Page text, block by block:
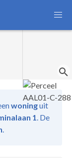
woninguit
1. De
.